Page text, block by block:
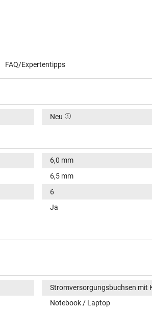
FAQ/Expertentipps
Neu
6,0 mm
6,5 mm
6
Ja
Stromversorgungsbuchsen mit
Notebook / Laptop